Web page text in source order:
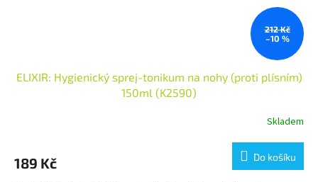
212 Kč
–10 %
ELIXIR: Hygienický sprej-tonikum na nohy (proti plísním)
150ml (K2590)
Skladem
189 Kč Do košíku